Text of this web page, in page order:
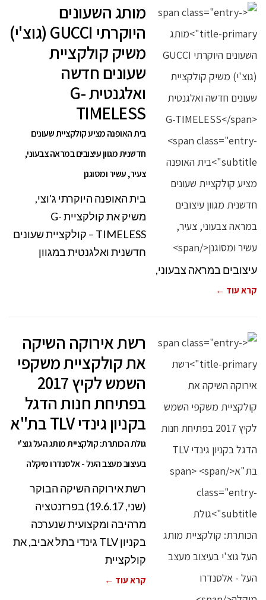
מותג השעונים
היוקרתי GUCCI (גוצ'י)
משיק קולקציית
שעונים חדשה
ואלגנטית G-
TIMELESS
בית האופנה מציע קולקציית שעונים
חדשנית מגוון עיצובים במראה צבעוני,
צעיר, עשיר ומסוגנן
בית האופנה היוקרתי ג'וצי,
משיק את קולקציית G-
TIMELESS – קולקציית שעונים
חדשנית ואלגנטית במגוון
עיצובים במראה צבעוני,
קרא עוד ←
רשת אירוקה השיקה
את קולקציית משקפי
השמש לקיץ 2017
בפתיחת חנות הדגל
בקניון גינדי TLV בת"א
גולת הכותרת: קולקציית מותג העל גוצ'י
בעיצוב מעצב העל - אלסנדרו מיקלה
רשת אירוקה השיקה הבוקר
(שני, 19.6.17) בפרזנטציה
מרהיבה ומקצועית שנערכה
בקניון TLV גינדי בתל אביב, את
קולקציית
קרא עוד ←